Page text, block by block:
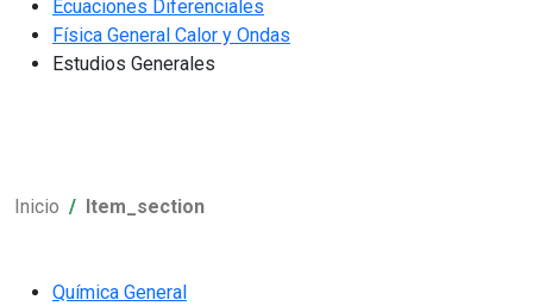
Ecuaciones Diferenciales
Física General Calor y Ondas
Estudios Generales
Inicio Item_section
Química General